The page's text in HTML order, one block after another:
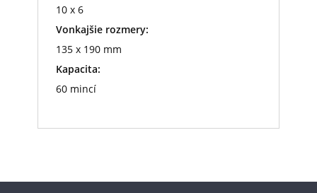
10 x 6
Vonkajšie rozmery:
135 x 190 mm
Kapacita:
60 mincí